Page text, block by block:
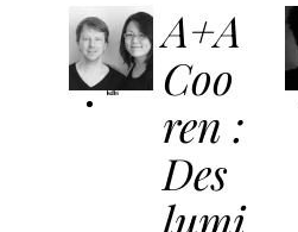
A+A
Coo
ren :
Des